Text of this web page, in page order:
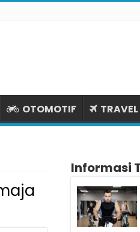
OTOMOTIF TRAVEL
Informasi